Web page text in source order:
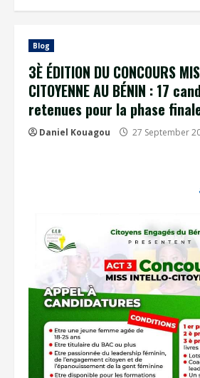
Blog
3È ÉDITION DU CONCOURS
CITOYENNE AU BÉNIN : 17
retenues pour la phase
Daniel Kouagou 27 September